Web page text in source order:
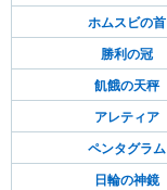
ホムスビの首
勝利の冠
飢餓の天秤
アレティア
ペンタグラム
日輪の神鏡